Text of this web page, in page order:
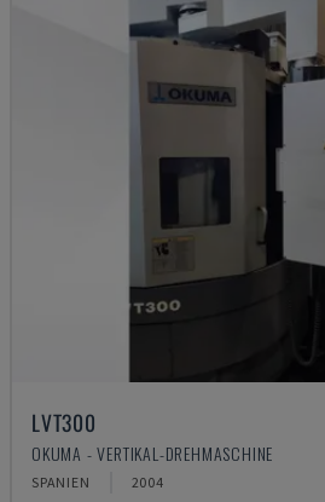
LVT300
OKUMA - VERTIKAL-DREHMASCHINE
SPANIEN 2004